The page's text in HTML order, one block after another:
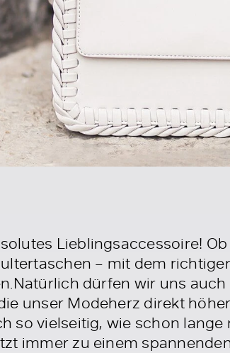
Lieblingsaccessoire!
– mit dem
dürfen wir uns
unser Modeherz direkt
so vielseitig, wie schon
immer zu einem